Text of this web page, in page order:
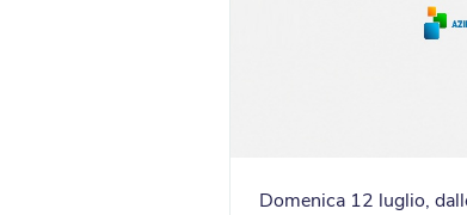
Domenica 12 luglio,